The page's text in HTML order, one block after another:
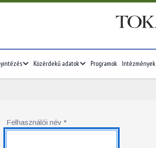
Közérdekű adatok Programok Intézmények
Felhasználói név *